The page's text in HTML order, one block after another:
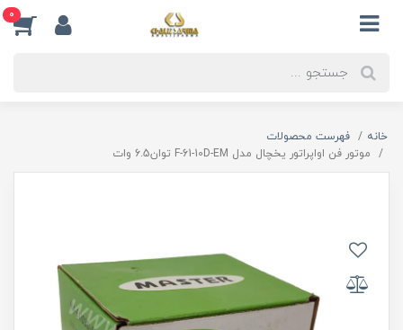
0
خانه
فهرست محصولات
موتور فن اواپراتور یخچال مدل F-61-10D-EM توان6.5 وات